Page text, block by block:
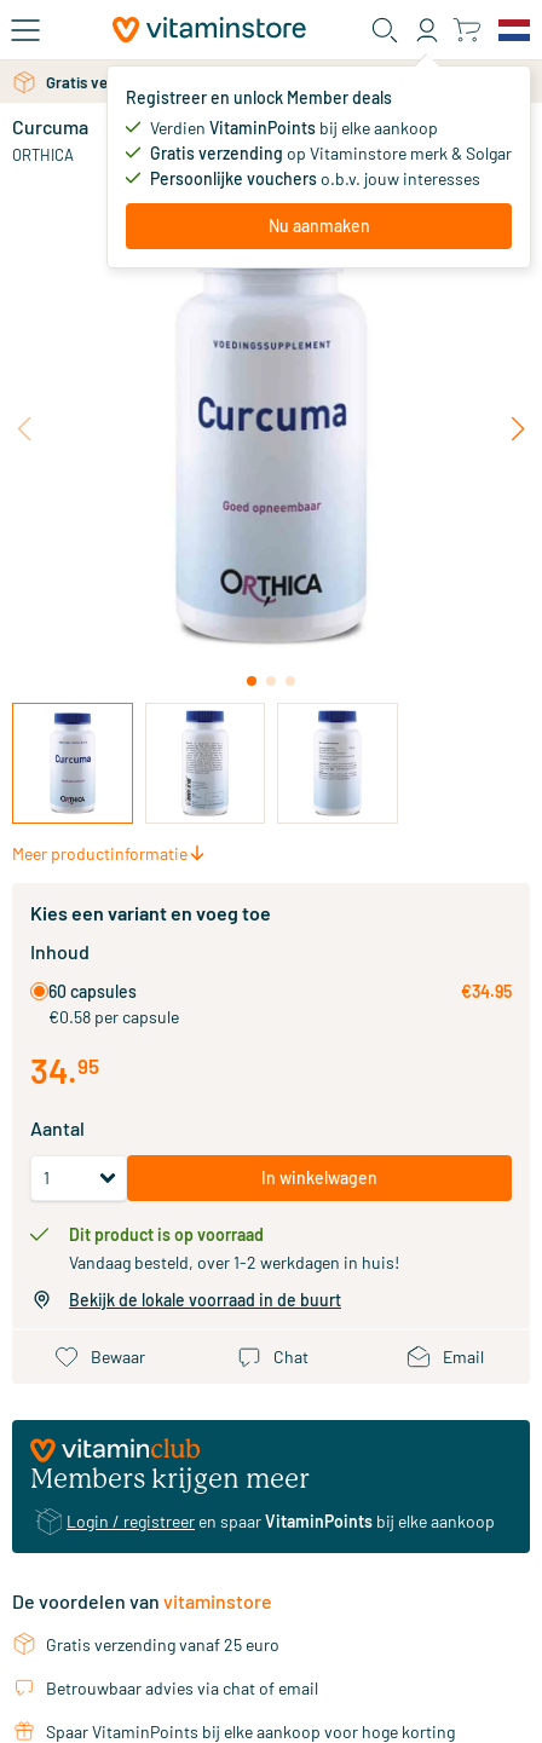
Ga naar de hoofdinhoud
Registreer en unlock Member deals
Verdien VitaminPoints bij elke aankoop
Gratis verzending op Vitaminstore merk & Solgar
Persoonlijke voucherso.b.v. jouw interesses
Nu aanmaken
Gratis verzending vanaf 25 euro
Gratis persoonlijk advies via chat of email
Curcuma
ORTHICA 34.
Meer productinformatie
Kies een variant en voeg toe
Inhoud
60 capsules
€0.58 per capsule
€34.95
34.95
Aantal
In winkelwagen
Dit product is op voorraad
Vandaag besteld, over 1-2 werkdagen in huis!
Bekijk de lokale voorraad in de buurt
Bewaar Chat Email
Members krijgen meer
Login / registreer en spaarVitaminPoints bij elke aankoop
De voordelen van vitaminstore
Gratis verzending vanaf 25 euro
Betrouwbaar advies via chat of email
Spaar VitaminPoints bij elke aankoop voor hoge korting